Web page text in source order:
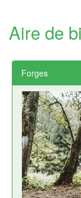
Aire de
Forges